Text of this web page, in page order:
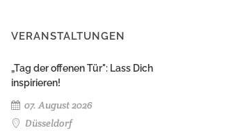
VERANSTALTUNGEN
„Tag der offenen Tür": Lass Dich
inspirieren!
07. August 2026
Düsseldorf